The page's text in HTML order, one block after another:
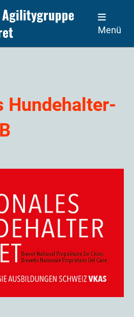
Menü
Hundehalter-